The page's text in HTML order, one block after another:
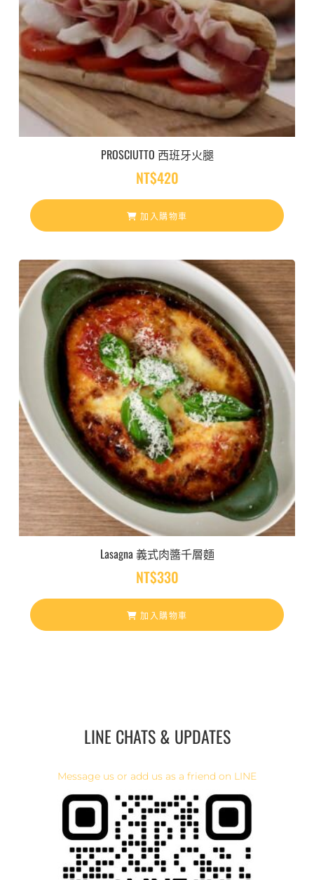
PROSCIUTTO 西班牙火腿
NT$420
加入購物車
Lasagna 義式肉醬千層麵
NT$330
加入購物車
LINE CHATS & UPDATES
Message us or add us as a friend on LINE